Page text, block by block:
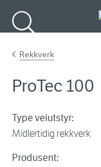
Rekkverk
ProTec 100
Type veiutstyr:
Midlertidig rekkverk
Produsent: